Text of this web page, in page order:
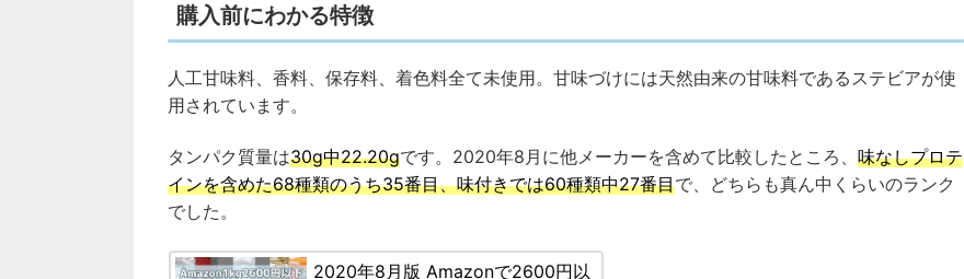
購入前にわかる特徴
人工甘味料、香料、保存料、着色料全て未使用。甘味づけには天然由来の甘味料であるステビアが使
用されています。
タンパク質量は30g中22.20gです。2020年8月に他メーカーを含めて比較したところ、 味なしプロテ
インを含めた68種類のうち35番目、味付きでは60種類中27番目で、どちらも真ん中くらいのランク
でした。
2020年8月版 Amazonで2600円以